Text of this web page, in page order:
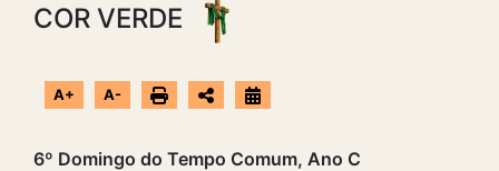
COR VERDE
A+ A-
6º Domingo do Tempo Comum, Ano C